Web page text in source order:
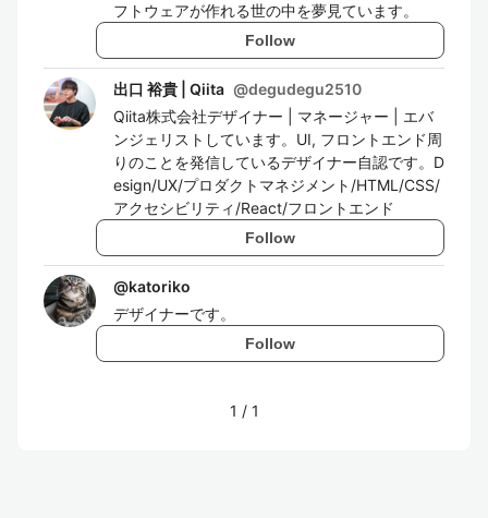
フトウェアが作れる世の中を夢見ています。
Follow
出口 裕貴 | Qiita @degudegu2510
Qiita株式会社デザイナー | マネージャー | エバ
ンジェリストしています。UI, フロントエンド周
りのことを発信しているデザイナー自認です。D
esign/UX/プロダクトマネジメント/HTML/CSS/
アクセシビリティ/React/フロントエンド
Follow
@katoriko
デザイナーです。
Follow
1 / 1